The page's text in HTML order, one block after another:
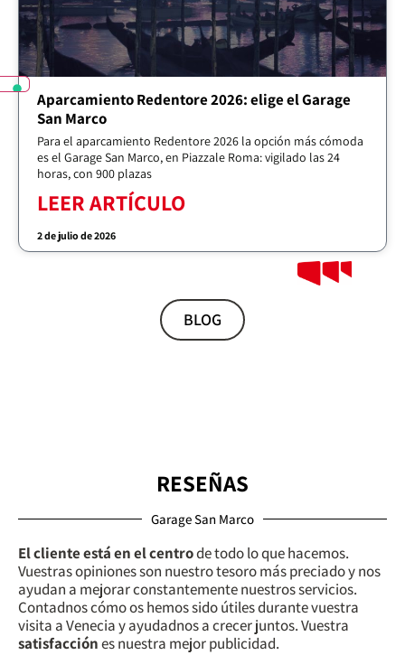
Aparcamiento Redentore 2026: elige el Garage
San Marco
Para el aparcamiento Redentore 2026 la opción más cómoda
es el Garage San Marco, en Piazzale Roma: vigilado las 24
horas, con 900 plazas
LEER ARTÍCULO
2 de julio de 2026
BLOG
RESEÑAS
Garage San Marco
El cliente está en el centrode todo lo que hacemos.
Vuestras opiniones son nuestro tesoro más preciado y nos
ayudan a mejorar constantemente nuestros servicios.
Contadnos cómo os hemos sido útiles durante vuestra
visita a Venecia y ayudadnos a crecer juntos. Vuestra
satisfacciónes nuestra mejor publicidad.